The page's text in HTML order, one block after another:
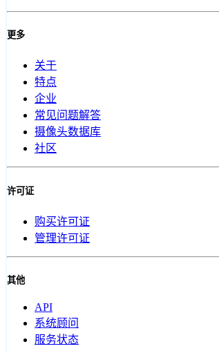
更多
关于
特点
企业
常见问题解答
摄像头数据库
社区
许可证
购买许可证
管理许可证
其他
API
系统顾问
服务状态